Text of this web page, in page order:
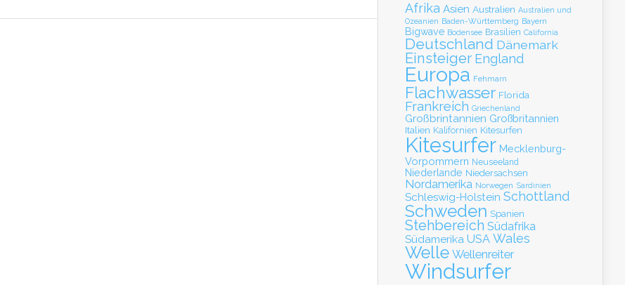
Afrika Asien Australien Australien und
Ozeanien Baden-Württemberg Bayern
Bigwave Bodensee Brasilien California
Deutschland Dänemark
Einsteiger England
Europa Fehmarn
Flachwasser Florida
Frankreich Griechenland
Großbrintannien Großbritannien
Italien Kalifornien Kitesurfen
Kitesurfer Mecklenburg-
Vorpommern Neuseeland
Niederlande Niedersachsen
Nordamerika Norwegen Sardinien
Schleswig-Holstein Schottland
Schweden Spanien
Stehbereich Südafrika
Südamerika USA Wales
Welle Wellenreiter
Windsurfer